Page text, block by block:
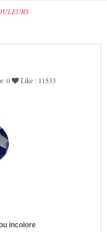
0 Like : 11533
incolore